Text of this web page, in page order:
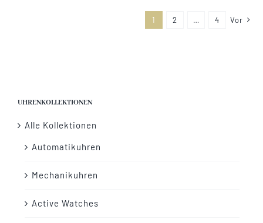
1 2 … 4 Vor
UHRENKOLLEKTIONEN
Alle Kollektionen
Automatikuhren
Mechanikuhren
Active Watches